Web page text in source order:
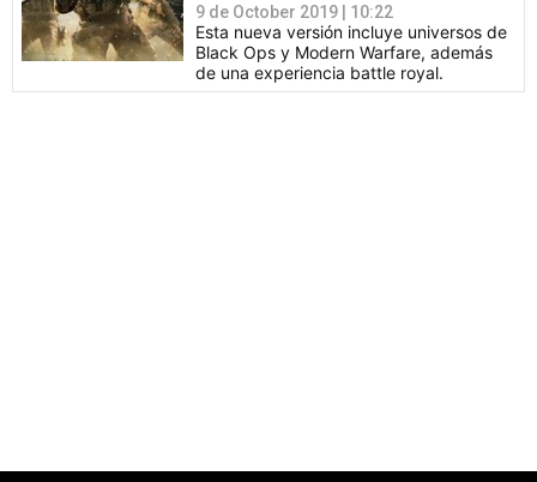
9 de October 2019 | 10:22
Esta nueva versión incluye universos de
Black Ops y Modern Warfare, además
de una experiencia battle royal.